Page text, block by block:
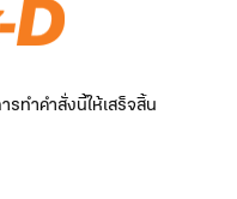
ทำคำสั่งนี้ให้เสร็จสิ้น